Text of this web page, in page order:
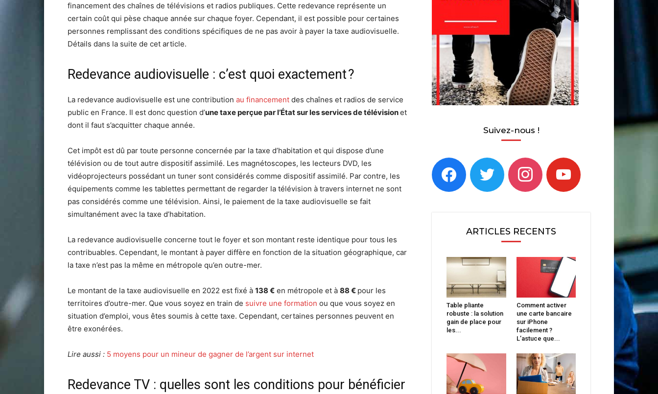
financement des chaînes de télévisions et radios publiques. Cette redevance représente un
certain coût qui pèse chaque année sur chaque foyer. Cependant, il est possible pour certaines
personnes remplissant des conditions spécifiques de ne pas avoir à payer la taxe audiovisuelle.
Détails dans la suite de cet article.
Redevance audiovisuelle : c’est quoi exactement ?
La redevance audiovisuelle est une contribution au financement des chaînes et radios de service
public en France. Il est donc question d’une taxe perçue par l’État sur les services de télévisionet
dont il faut s’acquitter chaque année.
Cet impôt est dû par toute personne concernée par la taxe d’habitation et qui dispose d’une
télévision ou de tout autre dispositif assimilé. Les magnétoscopes, les lecteurs DVD, les
vidéoprojecteurs possédant un tuner sont considérés comme dispositif assimilé. Par contre, les
équipements comme les tablettes permettant de regarder la télévision à travers internet ne sont
pas considérés comme une télévision. Ainsi, le paiement de la taxe audiovisuelle se fait
simultanément avec la taxe d’habitation.
La redevance audiovisuelle concerne tout le foyer et son montant reste identique pour tous les
contribuables. Cependant, le montant à payer diffère en fonction de la situation géographique, car
la taxe n’est pas la même en métropole qu’en outre-mer.
Le montant de la taxe audiovisuelle en 2022 est fixé à 138 € en métropole et à 88 € pour les
territoires d’outre-mer. Que vous soyez en train de suivre une formation ou que vous soyez en
situation d’emploi, vous êtes soumis à cette taxe. Cependant, certaines personnes peuvent en
être exonérées.
Lire aussi : 5 moyens pour un mineur de gagner de l’argent sur internet
Redevance TV : quelles sont les conditions pour bénéficier
Suivez-nous !
facebook twitter instagram youtube
ARTICLES RECENTS
Table pliante
robuste : la solution
gain de place pour
les...
Comment activer
une carte bancaire
sur iPhone
facilement ?
L’astuce que...